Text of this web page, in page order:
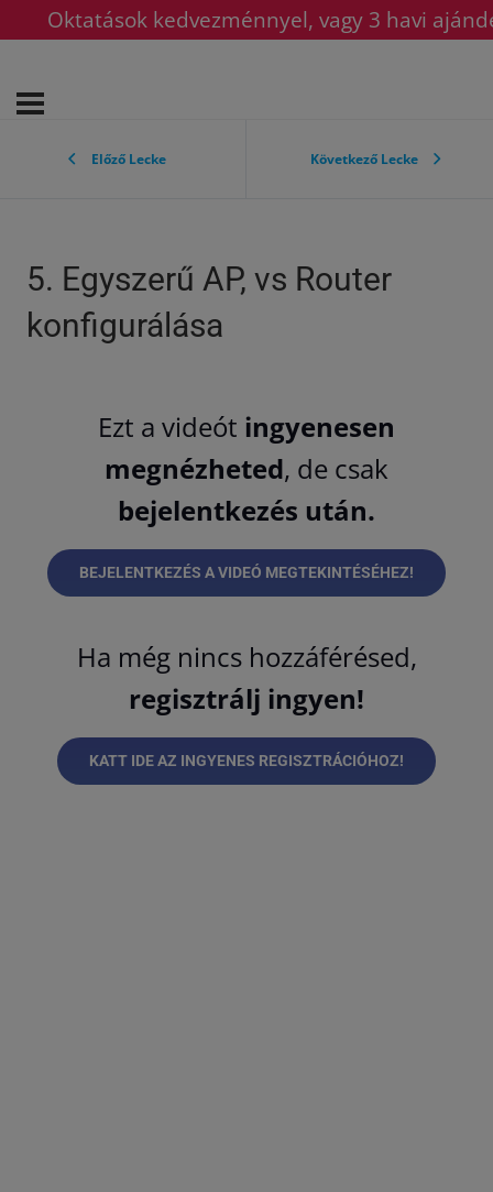
Oktatások kedvezménnyel, vagy 3 havi
Előző Lecke Következő Lecke
5. Egyszerű AP, vs Router
konfigurálása
Ezt a videót ingyenesen
megnézheted, de csak
bejelentkezés után.
BEJELENTKEZÉS A VIDEÓ MEGTEKINTÉSÉHEZ!
Ha még nincs hozzáférésed,
regisztrálj ingyen!
KATT IDE AZ INGYENES REGISZTRÁCIÓHOZ!